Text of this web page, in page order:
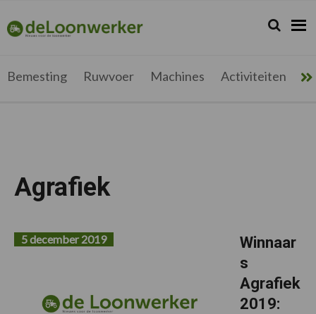
de
hoofdnavigatie
de
hoofd
de
eerste
de
voettekst
deloonwerker.be Zoeken...
Zoek
Bemesting Ruwvoer Machines Activiteiten
Agrafiek
Winnaar
s
Agrafiek
2019:
5 december 2019